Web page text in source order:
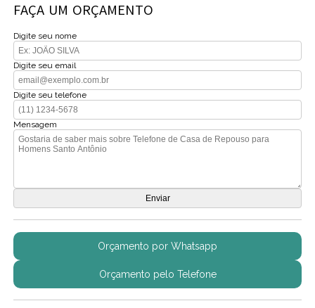
FAÇA UM ORÇAMENTO
Digite seu nome
Digite seu email
Digite seu telefone
Mensagem
Orçamento por Whatsapp
Orçamento pelo Telefone